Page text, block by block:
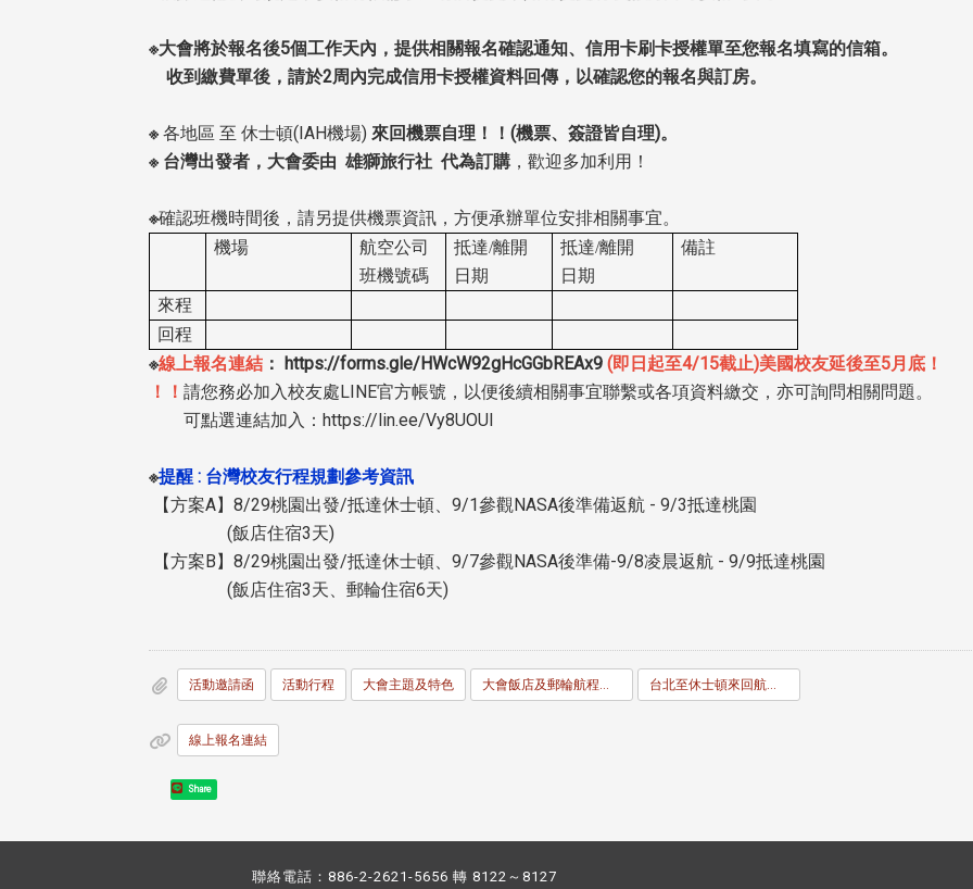
※大會將於報名後5個工作天內，提供相關報名確認通知、信用卡刷卡授權單至您報名填寫的信箱。
收到繳費單後，請於2周內完成信用卡授權資料回傳，以確認您的報名與訂房。
※ 各地區 至 休士頓(IAH機場) 來回機票自理！！(機票、簽證皆自理)。
※ 台灣出發者，大會委由 雄獅旅行社 代為訂購 ，歡迎多加利用！
※確認班機時間後，請另提供機票資訊，方便承辦單位安排相關事宜。
機場
航空公司
班機號碼
抵達/離開
日期
抵達/離開
日期
備註
來程
回程
※線上報名連結 ： https://forms.gle/HWcW92gHcGGbREAx9 (即日起至4/15截止)美國校友延後至5月底！
！！ 請您務必加入校友處LINE官方帳號，以便後續相關事宜聯繫或各項資料繳交，亦可詢問相關問題。
可點選連結加入：https://lin.ee/Vy8UOUI
※提醒 : 台灣校友行程規劃參考資訊
【方案A】8/29桃園出發/抵達休士頓、9/1參觀NASA後準備返航 - 9/3抵達桃園
(飯店住宿3天)
【方案B】8/29桃園出發/抵達休士頓、9/7參觀NASA後準備-9/8凌晨返航 - 9/9抵達桃園
(飯店住宿3天、郵輪住宿6天)
活動邀請函 活動行程 大會主題及特色 大會飯店及郵輪航程介紹 台北至休士頓來回航班資訊
線上報名連結
Share
聯絡電話：886-2-2621-5656 轉 8122～8127